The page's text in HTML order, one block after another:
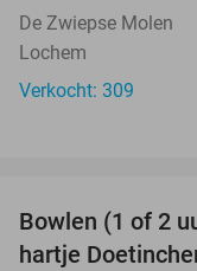
De Zwiepse Molen
Lochem
Verkocht: 309
Bowlen (1 of 2
hartje